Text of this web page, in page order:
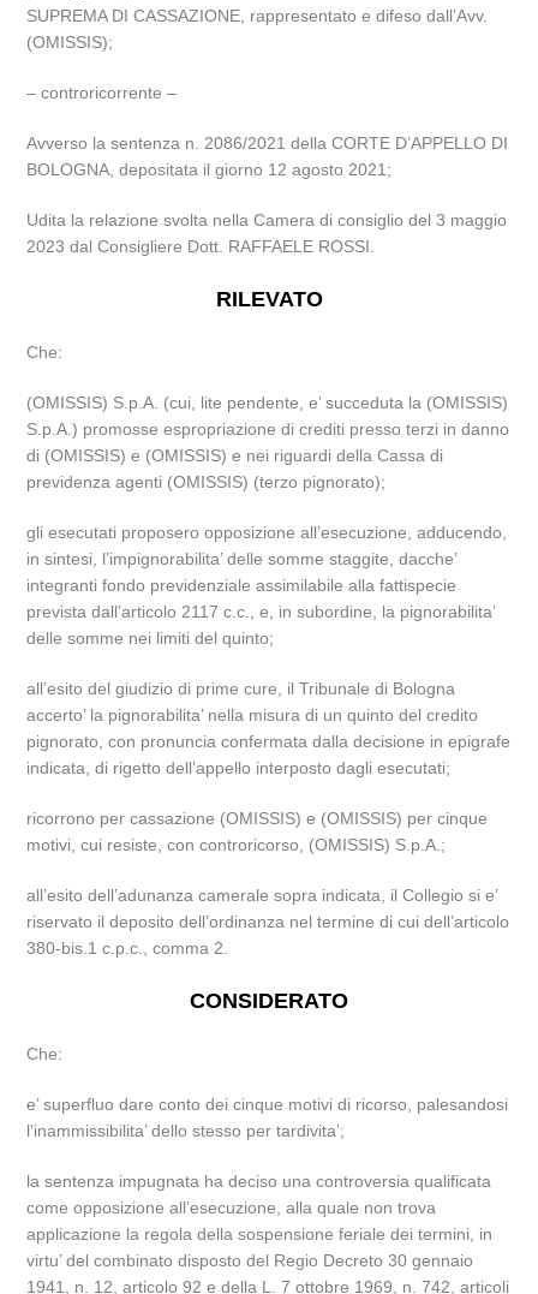
SUPREMA DI CASSAZIONE, rappresentato e difeso dall’Avv.
(OMISSIS);
– controricorrente –
Avverso la sentenza n. 2086/2021 della CORTE D’APPELLO DI
BOLOGNA, depositata il giorno 12 agosto 2021;
Udita la relazione svolta nella Camera di consiglio del 3 maggio
2023 dal Consigliere Dott. RAFFAELE ROSSI.
RILEVATO
Che:
(OMISSIS) S.p.A. (cui, lite pendente, e’ succeduta la (OMISSIS)
S.p.A.) promosse espropriazione di crediti presso terzi in danno
di (OMISSIS) e (OMISSIS) e nei riguardi della Cassa di
previdenza agenti (OMISSIS) (terzo pignorato);
gli esecutati proposero opposizione all’esecuzione, adducendo,
in sintesi, l’impignorabilita’ delle somme staggite, dacche’
integranti fondo previdenziale assimilabile alla fattispecie
prevista dall’articolo 2117 c.c., e, in subordine, la pignorabilita’
delle somme nei limiti del quinto;
all’esito del giudizio di prime cure, il Tribunale di Bologna
accerto’ la pignorabilita’ nella misura di un quinto del credito
pignorato, con pronuncia confermata dalla decisione in epigrafe
indicata, di rigetto dell’appello interposto dagli esecutati;
ricorrono per cassazione (OMISSIS) e (OMISSIS) per cinque
motivi, cui resiste, con controricorso, (OMISSIS) S.p.A.;
all’esito dell’adunanza camerale sopra indicata, il Collegio si e’
riservato il deposito dell’ordinanza nel termine di cui dell’articolo
380-bis.1 c.p.c., comma 2.
CONSIDERATO
Che:
e’ superfluo dare conto dei cinque motivi di ricorso, palesandosi
l’inammissibilita’ dello stesso per tardivita’;
la sentenza impugnata ha deciso una controversia qualificata
come opposizione all’esecuzione, alla quale non trova
applicazione la regola della sospensione feriale dei termini, in
virtu’ del combinato disposto del Regio Decreto 30 gennaio
1941, n. 12, articolo 92 e della L. 7 ottobre 1969, n. 742, articoli